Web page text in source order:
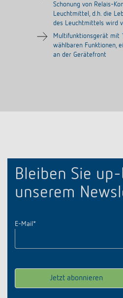
Schonung von Relais-
Leuchtmittel, d.h. die
des Leuchtmittels wird
Multifunktionsgerät mit
wählbaren Funktionen,
an der Gerätefront
Bleiben Sie
unserem
E-Mail *